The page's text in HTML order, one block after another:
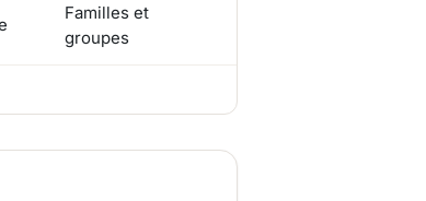
Familles et
groupes